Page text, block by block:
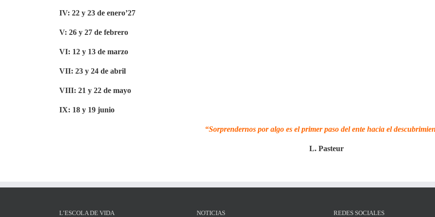
IV: 22 y 23 de enero’27
V: 26 y 27 de febrero
VI: 12 y 13 de marzo
VII: 23 y 24 de abril
VIII: 21 y 22 de mayo
IX: 18 y 19 junio
“Sorprendernos por algo es el primer paso del ente hacia el
L. Pasteur
L’ESCOLA DE VIDA NOTICIAS REDES SOCIALES